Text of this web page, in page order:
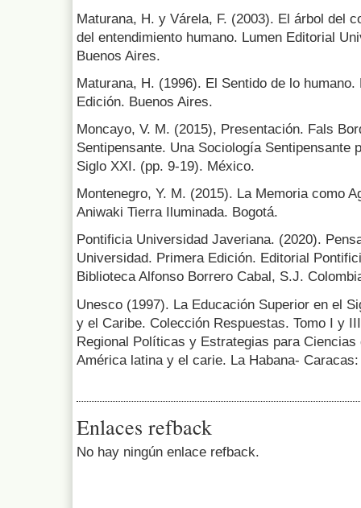
Maturana, H. y Várela, F. (2003). El árbol del
del entendimiento humano. Lumen Editorial
Buenos Aires.
Maturana, H. (1996). El Sentido de lo
Edición. Buenos Aires.
Moncayo, V. M. (2015), Presentación. Fals
Sentipensante. Una Sociología Sentipensante
Siglo XXI. (pp. 9-19). México.
Montenegro, Y. M. (2015). La Memoria como
Aniwaki Tierra Iluminada. Bogotá.
Pontificia Universidad Javeriana. (2020).
Universidad. Primera Edición. Editorial
Biblioteca Alfonso Borrero Cabal, S.J.
Unesco (1997). La Educación Superior en el
y el Caribe. Colección Respuestas. Tomo I y
Regional Políticas y Estrategias para
América latina y el carie. La Habana-
Enlaces refback
No hay ningún enlace refback.